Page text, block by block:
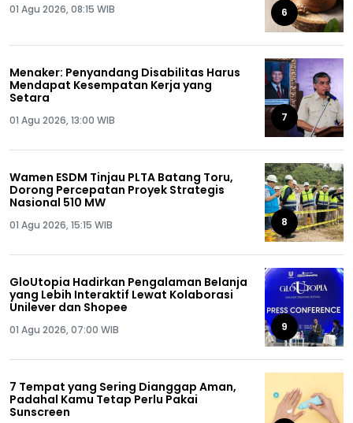
01 Agu 2026, 08:15 WIB 6
Menaker: Penyandang Disabilitas Harus
Mendapat Kesempatan Kerja yang
Setara
01 Agu 2026, 13:00 WIB 7
Wamen ESDM Tinjau PLTA Batang Toru,
Dorong Percepatan Proyek Strategis
Nasional 510 MW
01 Agu 2026, 15:15 WIB 8
GloUtopia Hadirkan Pengalaman Belanja
yang Lebih Interaktif Lewat Kolaborasi
Unilever dan Shopee
01 Agu 2026, 07:00 WIB 9
7 Tempat yang Sering Dianggap Aman,
Padahal Kamu Tetap Perlu Pakai
Sunscreen